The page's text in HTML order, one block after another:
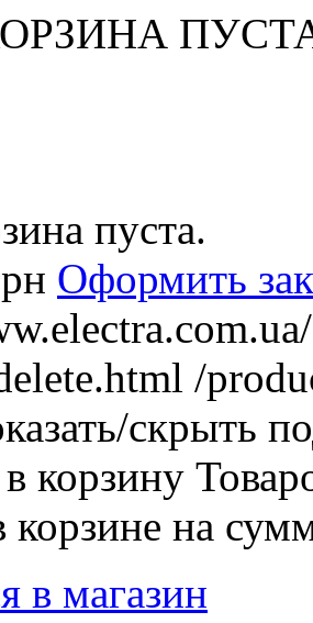
пуста.
Оформить
/
скрыть
корзину
корзине на
в магазин